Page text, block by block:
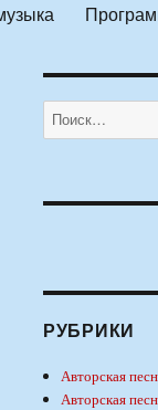
Искать:
РУБРИКИ
Авторская
Авторская